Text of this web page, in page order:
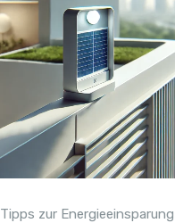
Tipps zur Energieeinsparung